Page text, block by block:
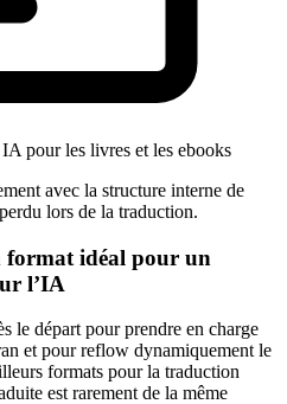
pour les livres et les ebooks
avec la structure interne de
lors de la traduction.
format idéal pour un
l’IA
le départ pour prendre en charge
et pour reflow dynamiquement le
formats pour la traduction
est rarement de la même